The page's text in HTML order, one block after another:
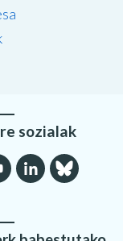
sozialak